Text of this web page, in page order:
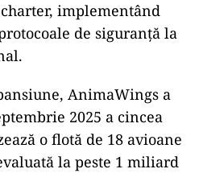
implementând
de siguranță la
AnimaWings a
2025 a cincea
o flotă de 18 avioane
la peste 1 miliard